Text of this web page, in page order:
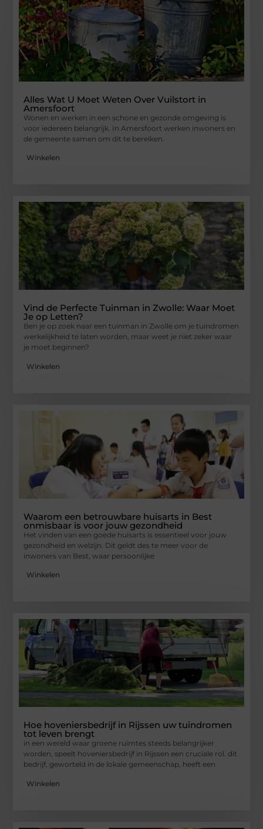
Alles Wat U Moet Weten Over Vuilstort in
Amersfoort
Wonen en werken in een schone en gezonde omgeving is
voor iedereen belangrijk. In Amersfoort werken inwoners en
de gemeente samen om dit te bereiken.
Winkelen
Vind de Perfecte Tuinman in Zwolle: Waar Moet
Je op Letten?
Ben je op zoek naar een tuinman in Zwolle om je tuindromen
werkelijkheid te laten worden, maar weet je niet zeker waar
je moet beginnen?
Winkelen
Waarom een betrouwbare huisarts in Best
onmisbaar is voor jouw gezondheid
Het vinden van een goede huisarts is essentieel voor jouw
gezondheid en welzijn. Dit geldt des te meer voor de
inwoners van Best, waar persoonlijke
Winkelen
Hoe hoveniersbedrijf in Rijssen uw tuindromen
tot leven brengt
in een wereld waar groene ruimtes steeds belangrijker
worden, speelt hoveniersbedrijf in Rijssen een cruciale rol. dit
bedrijf, geworteld in de lokale gemeenschap, heeft een
Winkelen